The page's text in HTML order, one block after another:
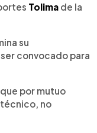
Tolima de la
su
convocado para
por mutuo
técnico, no